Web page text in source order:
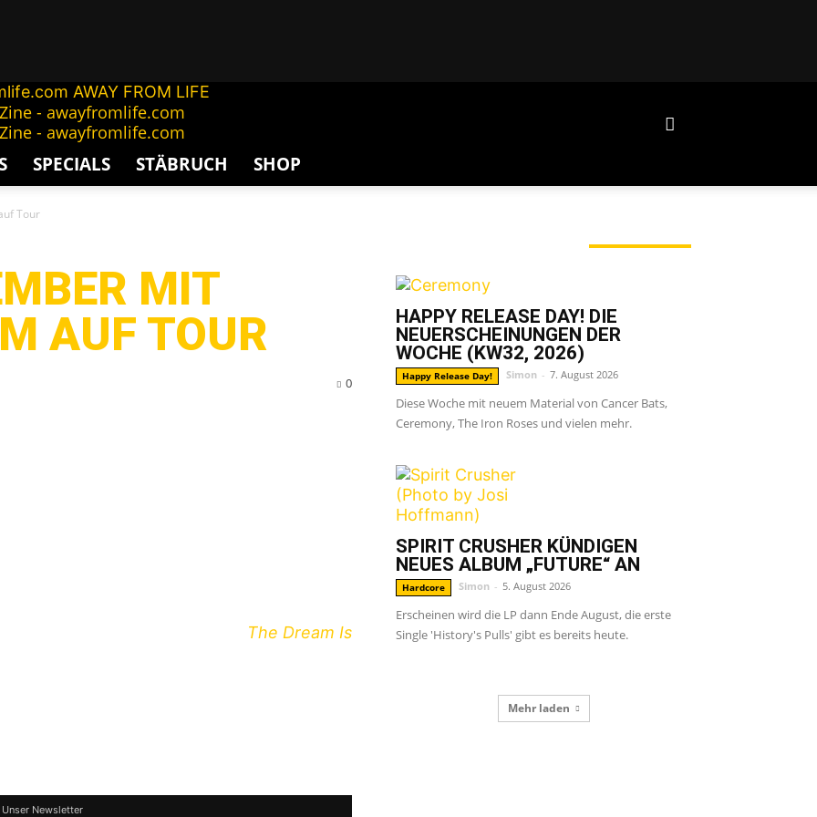
AWAY FROM LIFE
SPECIALS STÄBRUCH SHOP
Tour
MIT
AUF TOUR
0
The Dream Is
Newsletter
HAPPY RELEASE DAY! DIE
NEUERSCHEINUNGEN DER
WOCHE (KW32, 2026)
Happy Release Day! Simon - 7. August 2026
Diese Woche mit neuem Material von Cancer Bats,
Ceremony, The Iron Roses und vielen mehr.
SPIRIT CRUSHER KÜNDIGEN
NEUES ALBUM „FUTURE“ AN
Hardcore Simon - 5. August 2026
Erscheinen wird die LP dann Ende August, die erste
Single 'History's Pulls' gibt es bereits heute.
Mehr laden